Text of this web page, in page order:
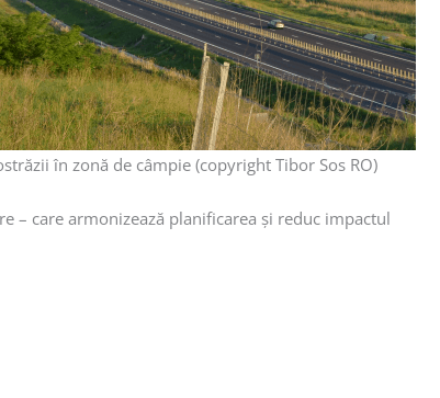
în zonă de câmpie (copyright Tibor Sos RO)
– care armonizează planificarea și reduc impactul